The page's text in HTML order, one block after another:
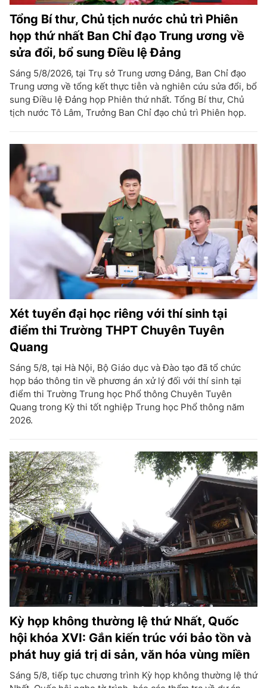
Tổng Bí thư, Chủ tịch nước chủ trì Phiên
họp thứ nhất Ban Chỉ đạo Trung ương về
sửa đổi, bổ sung Điều lệ Đảng
Sáng 5/8/2026, tại Trụ sở Trung ương Đảng, Ban Chỉ đạo
Trung ương về tổng kết thực tiễn và nghiên cứu sửa đổi, bổ
sung Điều lệ Đảng họp Phiên thứ nhất. Tổng Bí thư, Chủ
tịch nước Tô Lâm, Trưởng Ban Chỉ đạo chủ trì Phiên họp.
Xét tuyển đại học riêng với thí sinh tại
điểm thi Trường THPT Chuyên Tuyên
Quang
Sáng 5/8, tại Hà Nội, Bộ Giáo dục và Đào tạo đã tổ chức
họp báo thông tin về phương án xử lý đối với thí sinh tại
điểm thi Trường Trung học Phổ thông Chuyên Tuyên
Quang trong Kỳ thi tốt nghiệp Trung học Phổ thông năm
2026.
Kỳ họp không thường lệ thứ Nhất, Quốc
hội khóa XVI: Gắn kiến trúc với bảo tồn và
phát huy giá trị di sản, văn hóa vùng miền
Sáng 5/8, tiếp tục chương trình Kỳ họp không thường lệ thứ